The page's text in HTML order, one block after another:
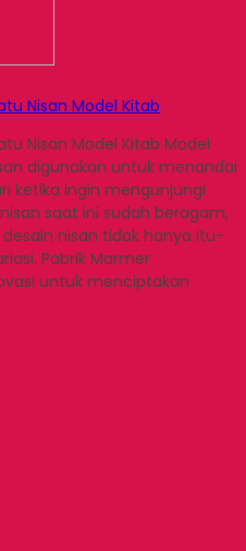
Nisan Model Kitab
Nisan Model Kitab Model
digunakan untuk menandai
ketika ingin mengunjungi
saat ini sudah beragam,
nisan tidak hanya itu-
Pabrik Marmer
untuk menciptakan